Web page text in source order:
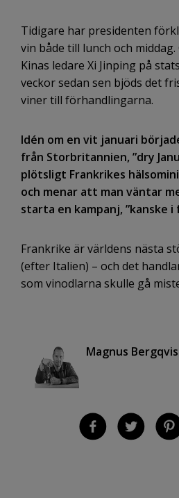
Tidigare har presidenten
vin både till lunch och
Kinas ledare Xi Jinping på
veckor sedan sen bjöds det
viner till förhandlingarna.
Idén om en vit januari
från Storbritannien, ”dry
plötsligt Frankrikes
och menar att man väntar
starta en kampanj, ”kanske i
Frankrike är världens nästa
(efter Italien) – och det
som vinodlarna skulle gå
Magnus